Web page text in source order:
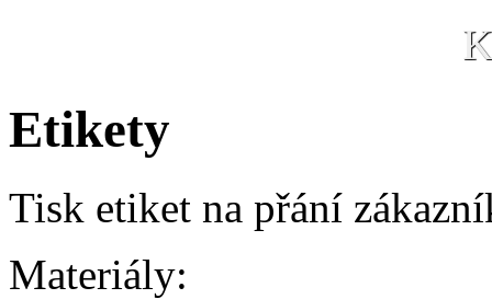
Etikety
Tisk etiket na přání
Materiály: